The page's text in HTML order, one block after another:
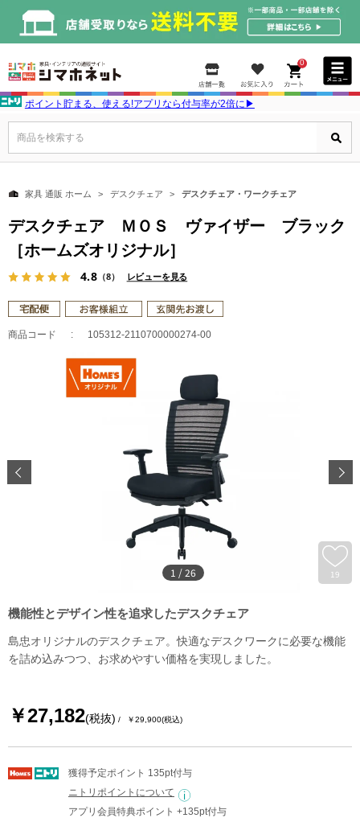
0
ポイント貯まる、使える!アプリなら付与率が2倍に▶
商品を検索する
家具 通販 ホーム デスクチェア デスクチェア・ワークチェア
デスクチェア ＭＯＳ ヴァイザー ブラック
［ホームズオリジナル］
4.8（8） レビューを見る
商品コード 105312-2110700000274-00
19
1 /26
機能性とデザイン性を追求したデスクチェア
島忠オリジナルのデスクチェア。快適なデスクワークに必要な機能
を詰め込みつつ、お求めやすい価格を実現しました。
￥27,182(税抜) ￥29,900(税込)
獲得予定ポイント 135pt付与
ニトリポイントについて
アプリ会員特典ポイント +135pt付与